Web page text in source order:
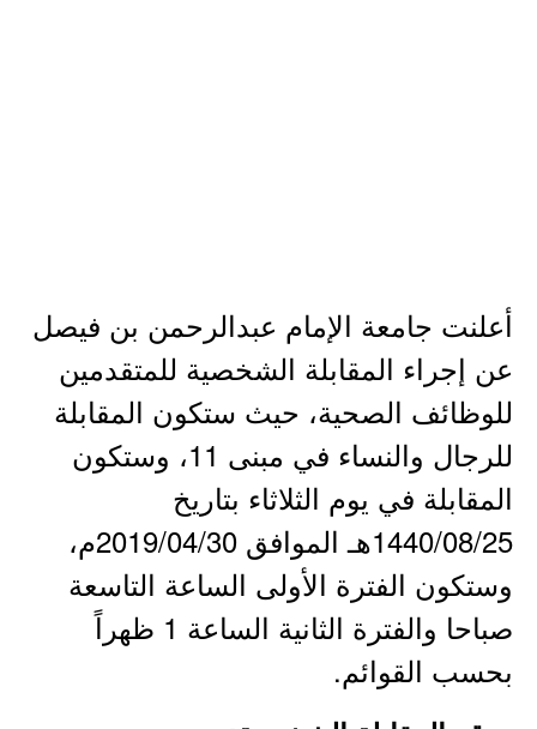
أعلنت جامعة الإمام عبدالرحمن بن فيصل
عن إجراء المقابلة الشخصية للمتقدمين
للوظائف الصحية، حيث ستكون المقابلة
للرجال والنساء في مبنى 11، وستكون
المقابلة في يوم الثلاثاء بتاريخ
1440/08/25هـ الموافق 2019/04/30م،
وستكون الفترة الأولى الساعة التاسعة
صباحا والفترة الثانية الساعة 1 ظهراً
بحسب القوائم.